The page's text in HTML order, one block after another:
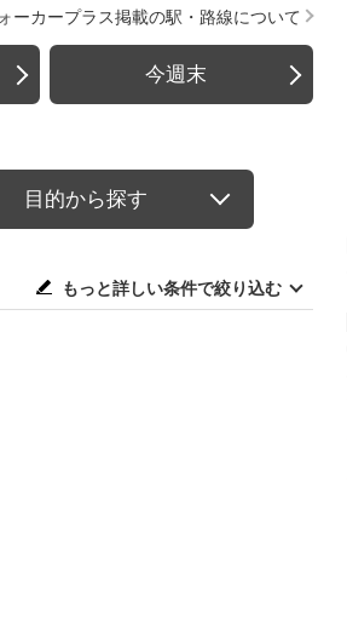
ーカープラス掲載の駅・路線について
今週末
目的から探す
もっと詳しい条件で絞り込む